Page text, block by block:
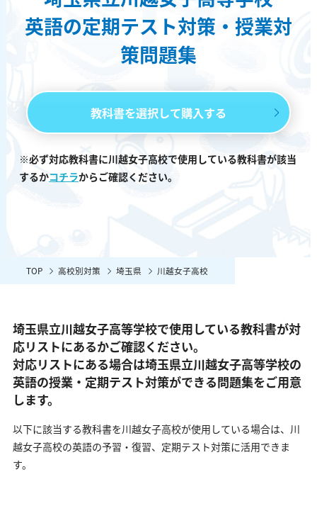
英語の定期テスト対策・授業対
策問題集
教科書を選択して購入する
※必ず対応教科書に川越女子高校で使用している教科書が該当
するかコチラからご確認ください。
TOP 高校別対策 埼玉県 川越女子高校
埼玉県立川越女子高等学校で使用している教科書が対
応リストにあるかご確認ください。
対応リストにある場合は埼玉県立川越女子高等学校の
英語の授業・定期テスト対策ができる問題集をご用意
します。
以下に該当する教科書を川越女子高校が使用している場合は、 川
越女子高校の英語の予習・復習、定期テスト対策に活用できま
す。